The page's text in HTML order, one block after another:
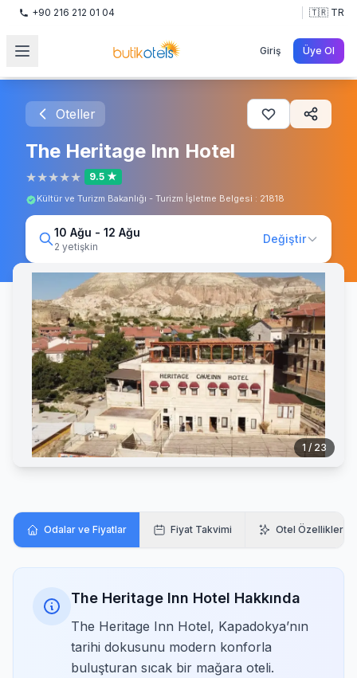
+90 216 212 01 04 🇹🇷 TR
Giriş Üye Ol
Oteller
The Heritage Inn Hotel
★★★★★ 9.5 ★
Kültür ve Turizm Bakanlığı - Turizm İşletme Belgesi : 21818
10 Ağu - 12 Ağu
2 yetişkin
Değiştir
1 / 23
Odalar ve Fiyatlar Fiyat Takvimi Otel Özellikleri
The Heritage Inn Hotel Hakkında
The Heritage Inn Hotel, Kapadokya’nın
tarihi dokusunu modern konforla
buluşturan sıcak bir mağara oteli.